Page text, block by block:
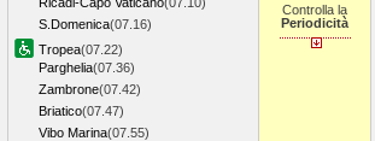
S.Domenica(07.16)
Tropea(07.22)
Parghelia(07.36)
Zambrone(07.42)
Briatico(07.47)
Vibo Marina(07.55)
Controlla la
Periodicità